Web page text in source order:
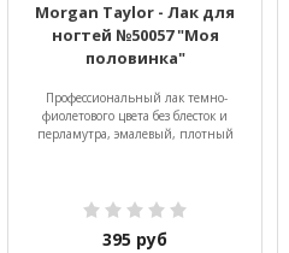
Morgan Taylor - Лак для
ногтей №50057 "Моя
половинка"
Профессиональный лак темно-
фиолетового цвета без блесток и
перламутра, эмалевый, плотный
395 руб